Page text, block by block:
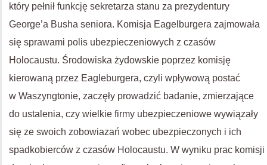
który pełnił funkcję sekretarza stanu za prezydentury
George’a Busha seniora. Komisja Eagelburgera zajmowała
się sprawami polis ubezpieczeniowych z czasów
Holocaustu. Środowiska żydowskie poprzez komisję
kierowaną przez Eagleburgera, czyli wpływową postać
w Waszyngtonie, zaczęły prowadzić badanie, zmierzające
do ustalenia, czy wielkie firmy ubezpieczeniowe wywiązały
się ze swoich zobowiazań wobec ubezpieczonych i ich
spadkobierców z czasów Holocaustu. W wyniku prac komisji